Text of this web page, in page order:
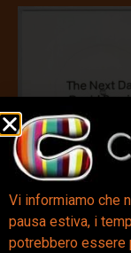
The Next Day
SHAPED PDK)
Bowie
Vi informiamo che
pausa estiva, i
potrebbero essere